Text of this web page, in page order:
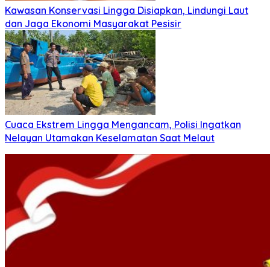
Kawasan Konservasi Lingga Disiapkan, Lindungi Laut
dan Jaga Ekonomi Masyarakat Pesisir
Cuaca Ekstrem Lingga Mengancam, Polisi Ingatkan
Nelayan Utamakan Keselamatan Saat Melaut